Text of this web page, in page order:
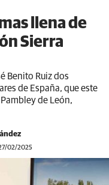
llena de
Sierra
Benito Ruiz dos
de España, que este
de León,
02/2025